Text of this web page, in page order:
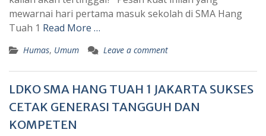
mewarnai hari pertama masuk sekolah di SMA Hang
Tuah 1 Read More …
Humas, Umum Leave a comment
LDKO SMA HANG TUAH 1 JAKARTA SUKSES
CETAK GENERASI TANGGUH DAN
KOMPETEN